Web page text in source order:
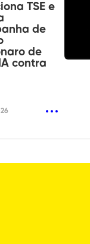
TSE e
de
de
contra